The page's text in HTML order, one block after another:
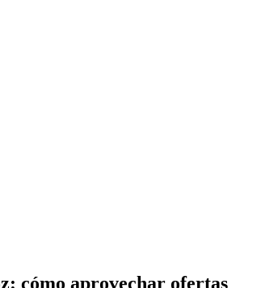
cómo aprovechar ofertas